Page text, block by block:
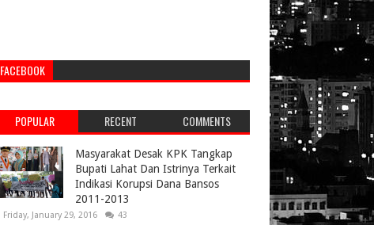
FACEBOOK
POPULAR RECENT COMMENTS
Masyarakat Desak KPK Tangkap
Bupati Lahat Dan Istrinya Terkait
Indikasi Korupsi Dana Bansos
2011-2013
Friday, January 29, 2016 43